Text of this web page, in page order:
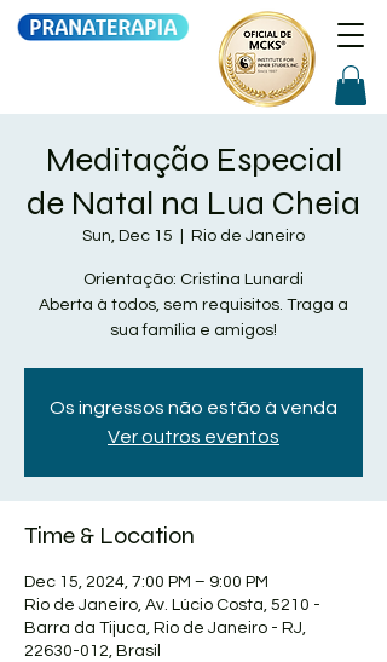
Meditação Especial
de Natal na Lua Cheia
Sun, Dec 15 Rio de Janeiro
Orientação: Cristina Lunardi
Aberta à todos, sem requisitos. Traga a
sua família e amigos!
Os ingressos não estão à venda
Ver outros eventos
Time & Location
Dec 15, 2024, 7:00 PM – 9:00 PM
Rio de Janeiro, Av. Lúcio Costa, 5210 -
Barra da Tijuca, Rio de Janeiro - RJ,
22630-012, Brasil